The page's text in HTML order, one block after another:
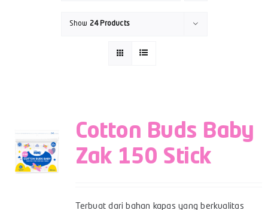
Show 24 Products
Cotton Buds Baby
Zak 150 Stick
Terbuat dari bahan kapas yang berkualitas